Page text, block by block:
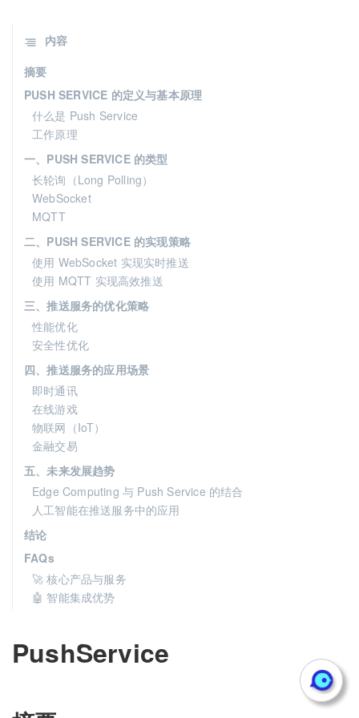
PushService
内容
摘要
PUSH SERVICE 的定义与基本原理
什么是 Push Service
工作原理
一、PUSH SERVICE 的类型
长轮询（Long Polling）
WebSocket
MQTT
二、PUSH SERVICE 的实现策略
使用 WebSocket 实现实时推送
使用 MQTT 实现高效推送
三、推送服务的优化策略
性能优化
安全性优化
四、推送服务的应用场景
即时通讯
在线游戏
物联网（IoT）
金融交易
五、未来发展趋势
Edge Computing 与 Push Service 的结合
人工智能在推送服务中的应用
结论
FAQs
🚀 核心产品与服务
🤖 智能集成优势